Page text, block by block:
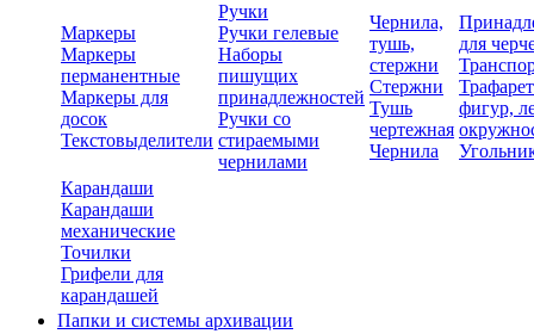
Маркеры
Маркеры
перманентные
Маркеры для
досок
Текстовыделители
Ручки
Ручки гелевые
Наборы
пишущих
принадлежностей
Ручки со
стираемыми
чернилами
Чернила,
тушь,
стержни
Стержни
Тушь
чертежная
Чернила
для
фигур,
Карандаши
Карандаши
механические
Точилки
Грифели для
карандашей
Папки и системы архивации